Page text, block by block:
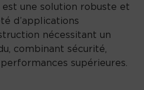
est une solution robuste et
d’applications
nécessitant un
combinant sécurité,
supérieures.